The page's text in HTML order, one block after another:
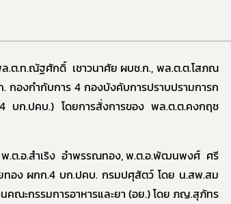
.ต.ท.ณัฐศักดิ์ เชาวนาศัย ผบช.ก.,พล.ต.ต.โสภณ
กองกำกับการ 4 กองบังคับการปราบปรามการก
บก.ปคบ.) โดยการสั่งการของ พล.ต.ต.คงกฤช
พ.ต.อ.สำเริง อำพรรณทอง,พ.ต.อ.พัฒนพงศ์ ศรี
ทอง ผกก.4 บก.ปคบ.กรมปศุสัตว์ โดย น.สพ.สม
คณะกรรมการอาหารและยา (อย.) โดย ภญ.สุภัทร